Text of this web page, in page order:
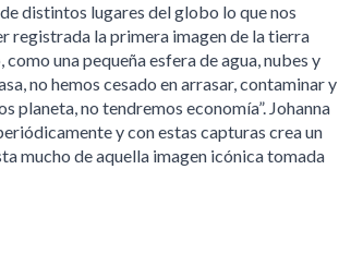
distintos lugares del globo lo que nos
registrada la primera imagen de la tierra
una pequeña esfera de agua, nubes y
no hemos cesado en arrasar, contaminar y
planeta, no tendremos economía”. Johanna
y con estas capturas crea un
mucho de aquella imagen icónica tomada